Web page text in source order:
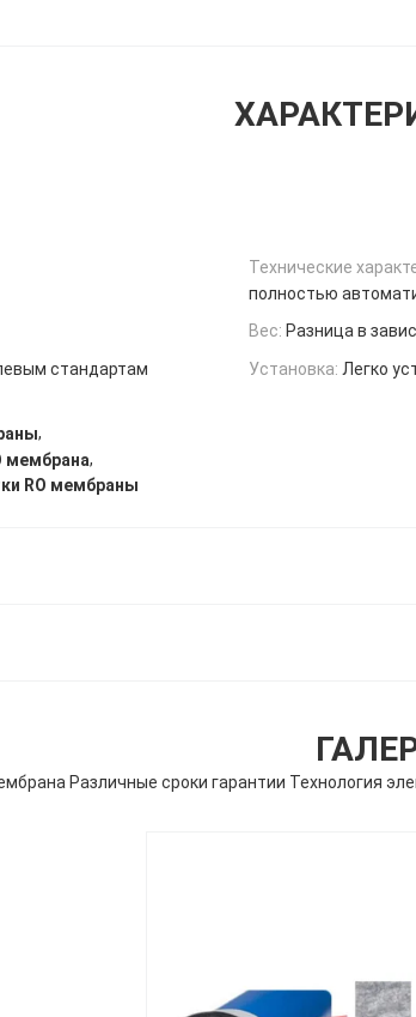
Технические
полностью
Вес: Разница в
стандартам Установка: Легко
,
мембрана,
RO мембраны
Различные сроки гарантии Технология